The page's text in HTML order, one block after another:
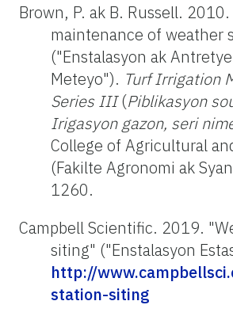
Brown, P. ak B. Russell.
maintenance of weather
("Enstalasyon ak
Meteyo"). Turf Irrigation
Series III(Piblikasyon
Irigasyon gazon, seri
College of Agricultural
(Fakilte Agronomi ak
1260.
Campbell Scientific. 2019.
siting" ("Enstalasyon
http://
station-siting